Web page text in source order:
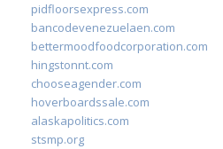
pidfloorsexpress.com
bancodevenezuelaen.com
bettermoodfoodcorporation.com
hingstonnt.com
chooseagender.com
hoverboardssale.com
alaskapolitics.com
stsmp.org